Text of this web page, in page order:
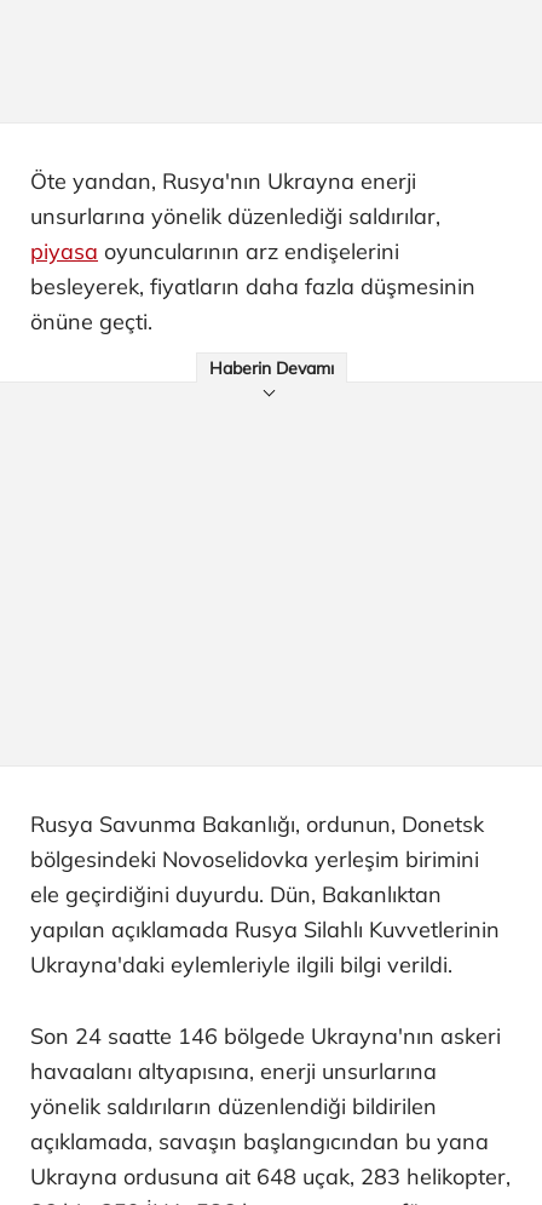
Öte yandan, Rusya'nın Ukrayna enerji
unsurlarına yönelik düzenlediği saldırılar,
piyasa oyuncularının arz endişelerini
besleyerek, fiyatların daha fazla düşmesinin
önüne geçti.
Haberin Devamı
Rusya Savunma Bakanlığı, ordunun, Donetsk
bölgesindeki Novoselidovka yerleşim birimini
ele geçirdiğini duyurdu. Dün, Bakanlıktan
yapılan açıklamada Rusya Silahlı Kuvvetlerinin
Ukrayna'daki eylemleriyle ilgili bilgi verildi.
Son 24 saatte 146 bölgede Ukrayna'nın askeri
havaalanı altyapısına, enerji unsurlarına
yönelik saldırıların düzenlendiği bildirilen
açıklamada, savaşın başlangıcından bu yana
Ukrayna ordusuna ait 648 uçak, 283 helikopter,